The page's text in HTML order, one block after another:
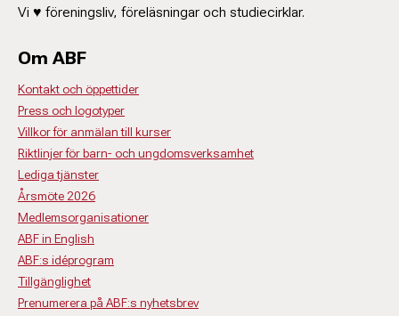
Vi ♥ föreningsliv, föreläsningar och studiecirklar.
Om ABF
Kontakt och öppettider
Press och logotyper
Villkor för anmälan till kurser
Riktlinjer för barn- och ungdomsverksamhet
Lediga tjänster
Årsmöte 2026
Medlemsorganisationer
ABF in English
ABF:s idéprogram
Tillgänglighet
Prenumerera på ABF:s nyhetsbrev